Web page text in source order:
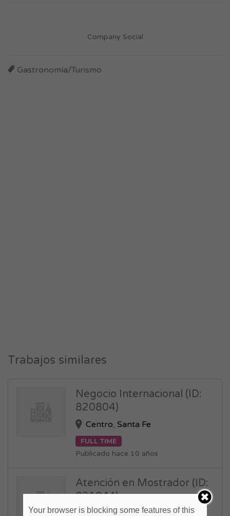
Company Social
Gastronomía/Turismo
Trabajos similares
Negocio Internacional (ID:
820804)
Centro,Santa Fe
FULL TIME
Publicado hace 10 años
Atención en Mostrador (ID:
821044)
Capital Federal,Centro
Your browser is blocking some features of this